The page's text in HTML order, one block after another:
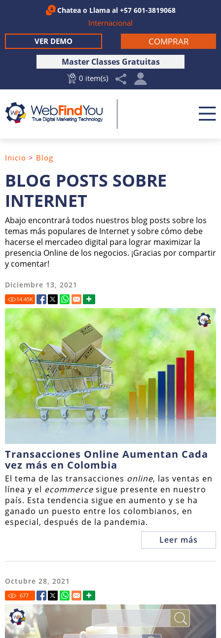
Chatea o Llama al +57 601-3819068
Internacional
Master Classes Gratuitas
0 item(s)
COMPRAR
VER DEMO
BLOG POSTS SOBRE
INTERNET
Inicio > Blog
Abajo encontrará todos nuestros blog posts sobre los
temas más populares de Internet y sobre cómo debe
hacerse el mercadeo digital para lograr maximizar la
presencia Online de los negocios. ¡Gracias por compartir
y comentar!
Diciembre 13, 2021
14.45K
Transacciones Online Aumentan Cada
vez más en Colombia
El tema de las transacciones online, las ventas en
línea y el ecommerce sigue presente en nuestro
país. Esta tendencia sigue en aumento y se ha
ganado un puesto entre los colombianos, en
especial, después de la pandemia.
Leer más
Octubre 28, 2021
677